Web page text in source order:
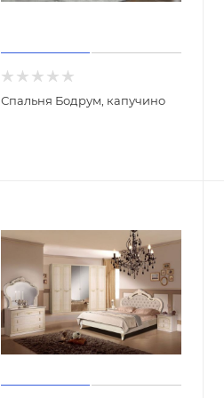
Спальня Бодрум, капучино